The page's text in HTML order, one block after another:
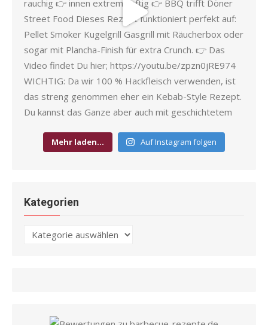
Mehr laden… Auf Instagram folgen
Kategorien
Kategorien